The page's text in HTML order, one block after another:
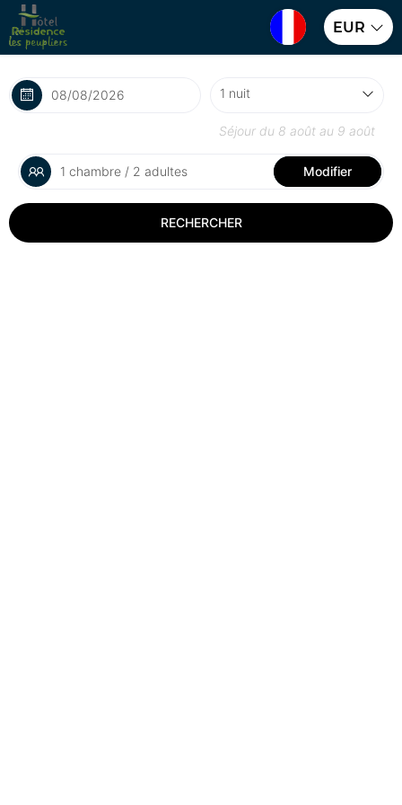
EUR
Séjour du 8 août au 9 août
1 chambre / 2 adultes Modifier